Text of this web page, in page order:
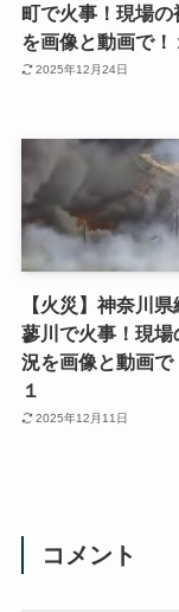
町で火事！現場の
を画像と動画で！
2025年12月24日
【火災】神奈川
蓼川で火事！現場
況を画像と動画で
１
2025年12月11日
コメント